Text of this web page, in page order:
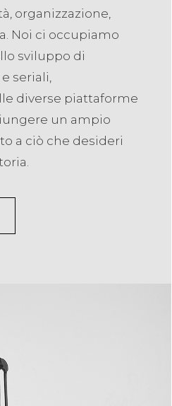
organizzazione,
Noi ci occupiamo
sviluppo di
seriali,
diverse piattaforme
un ampio
a ciò che desideri